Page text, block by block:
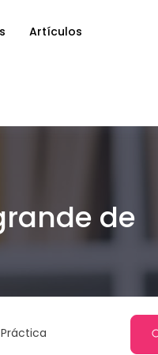
Artículos
de